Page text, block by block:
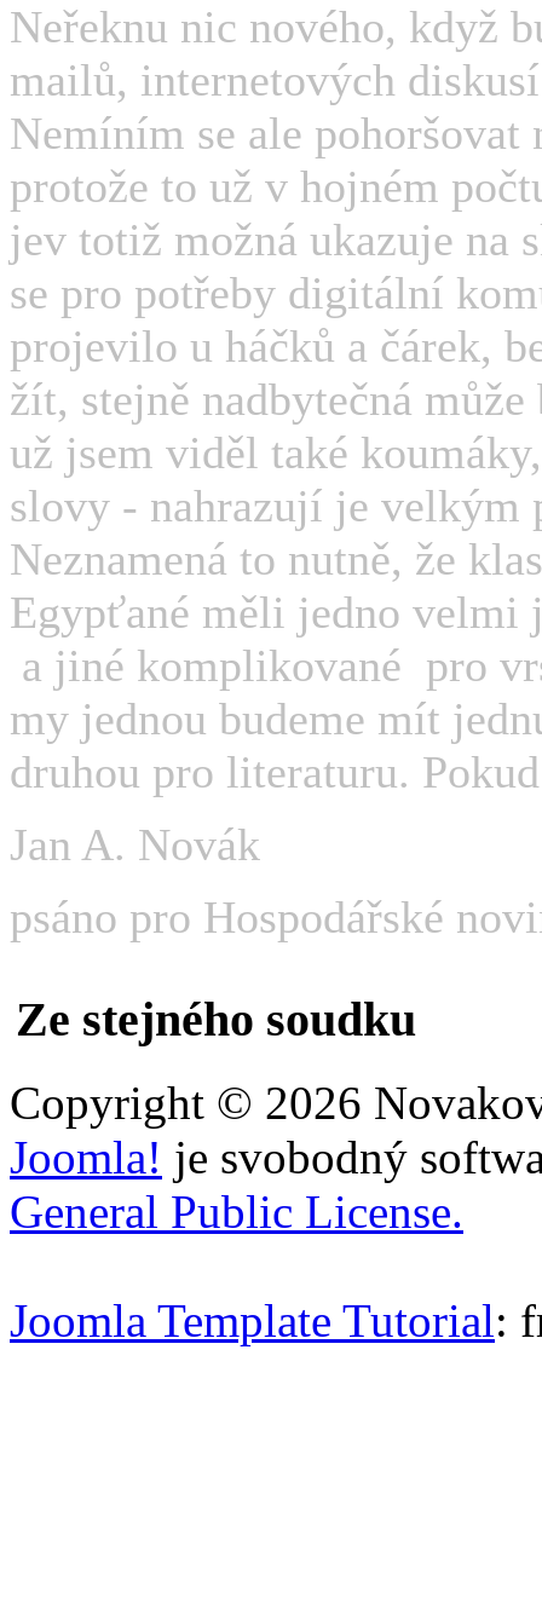
Neřeknu nic nového, když
mailů, internetových
Nemíním se ale pohoršovat
protože to už v hojném
jev totiž možná ukazuje na
se pro potřeby digitální
projevilo u háčků a čárek,
žít, stejně nadbytečná
už jsem viděl také
slovy - nahrazují je velkým
Neznamená to nutně, že
Egypťané měli jedno velmi
a jiné komplikované pro
my jednou budeme mít
druhou pro literaturu.
Jan A. Novák
psáno pro Hospodářské
Ze stejného soudku
Copyright © 2026
Joomla! je svobodný
General Public License.
Joomla Template Tutorial: